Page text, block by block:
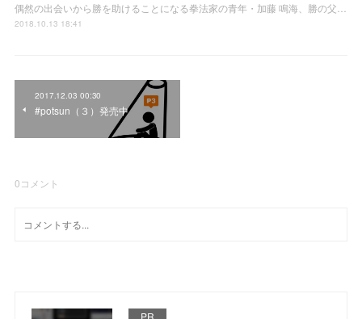
偶然の出会いから勝を助けることになる拳法家の青年・加藤 鳴海、勝の父…
2018.10.13 18:41
2017.12.03 00:30
#potsun（３）発売中
0コメント